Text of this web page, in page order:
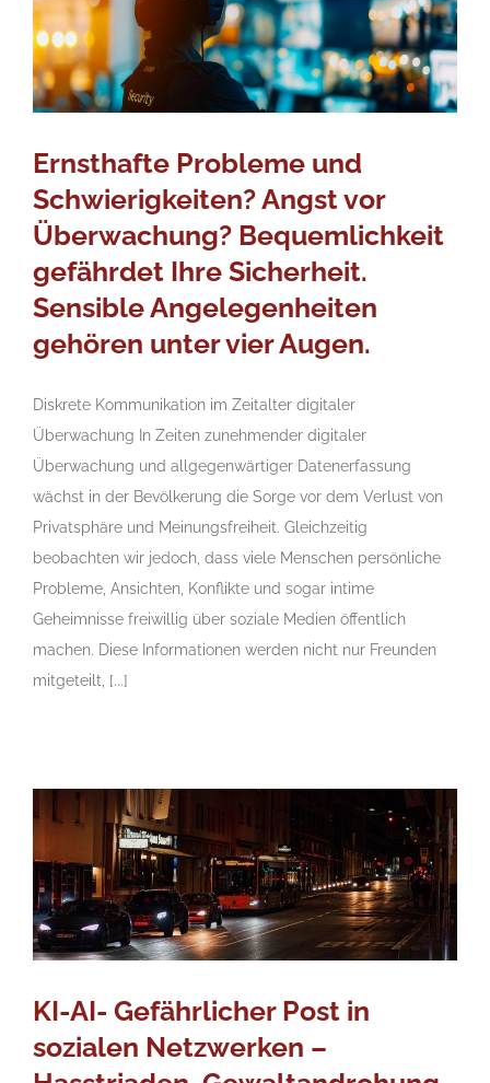
Ernsthafte Probleme und
Schwierigkeiten? Angst vor
Überwachung? Bequemlichkeit
gefährdet Ihre Sicherheit.
Sensible Angelegenheiten
gehören unter vier Augen.
Diskrete Kommunikation im Zeitalter digitaler
Überwachung In Zeiten zunehmender digitaler
Überwachung und allgegenwärtiger Datenerfassung
wächst in der Bevölkerung die Sorge vor dem Verlust von
Privatsphäre und Meinungsfreiheit. Gleichzeitig
beobachten wir jedoch, dass viele Menschen persönliche
Probleme, Ansichten, Konflikte und sogar intime
Geheimnisse freiwillig über soziale Medien öffentlich
machen. Diese Informationen werden nicht nur Freunden
mitgeteilt, [...]
KI-AI- Gefährlicher Post in
sozialen Netzwerken –